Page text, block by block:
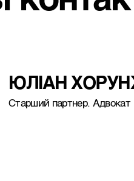
ЮЛІАН
Старший партнер. Адвокат